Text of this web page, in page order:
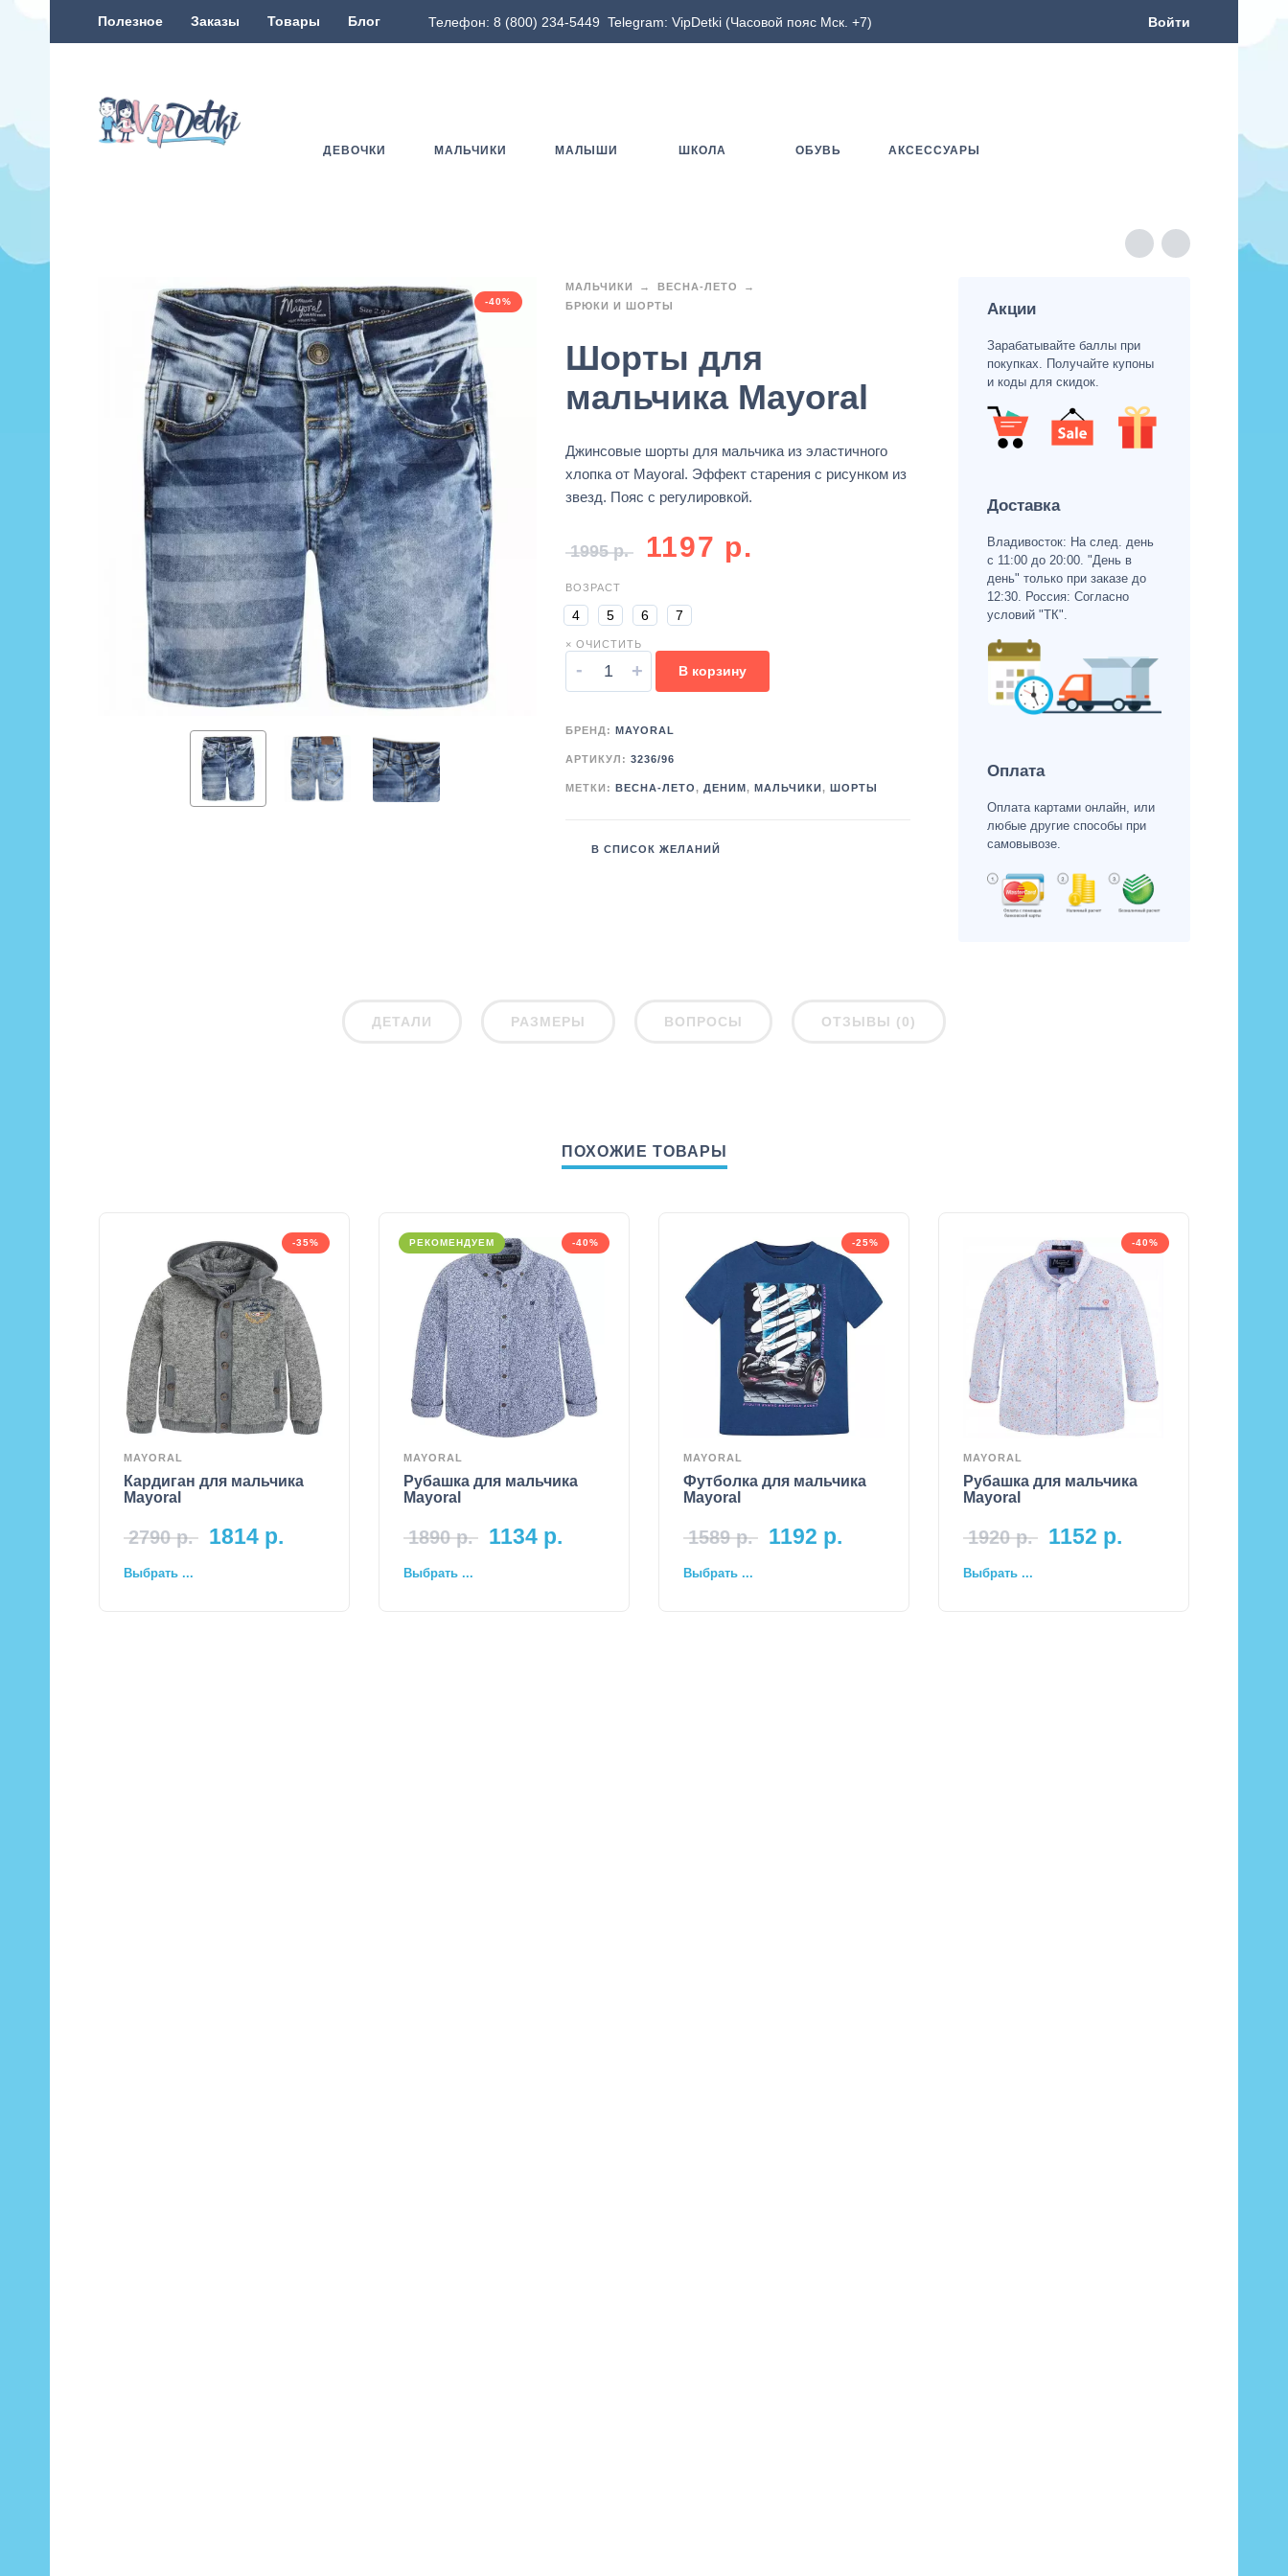
Полезное Заказы Товары Блог Телефон: 8 (800) 234-5449 Telegram: VipDetki (Часовой пояс Мск. +7) Войти
ДЕВОЧКИ МАЛЬЧИКИ МАЛЫШИ ШКОЛА ОБУВЬ АКСЕССУАРЫ
-40%
МАЛЬЧИКИ
ВЕСНА-ЛЕТО
БРЮКИ И ШОРТЫ
Шорты для
мальчика Mayoral
Джинсовые шорты для мальчика из эластичного
хлопка от Mayoral. Эффект старения с рисунком из
звезд. Пояс с регулировкой.
1995р. 1197 р.
ВОЗРАСТ
4 5 6 7
× ОЧИСТИТЬ
- + В корзину
БРЕНД: MAYORAL
АРТИКУЛ: 3236/96
МЕТКИ: ВЕСНА-ЛЕТО, ДЕНИМ , МАЛЬЧИКИ , ШОРТЫ
В СПИСОК ЖЕЛАНИЙ
Акции
Зарабатывайте баллы при
покупках. Получайте купоны
и коды для скидок.
Доставка
Владивосток: На след. день
с 11:00 до 20:00. "День в
день" только при заказе до
12:30. Россия: Согласно
условий "ТК".
Оплата
Оплата картами онлайн, или
любые другие способы при
самовывозе.
ДЕТАЛИ РАЗМЕРЫ ВОПРОСЫ ОТЗЫВЫ (0)
ПОХОЖИЕ ТОВАРЫ
-35%
MAYORAL
Кардиган для мальчика
Mayoral
2790р. 1814 р.
Выбрать ...
-40%
РЕКОМЕНДУЕМ
MAYORAL
Рубашка для мальчика
Mayoral
1890р. 1134 р.
Выбрать ...
-25%
MAYORAL
Футболка для мальчика
Mayoral
1589р. 1192 р.
Выбрать ...
-40%
MAYORAL
Рубашка для мальчика
Mayoral
1920р. 1152 р.
Выбрать ...